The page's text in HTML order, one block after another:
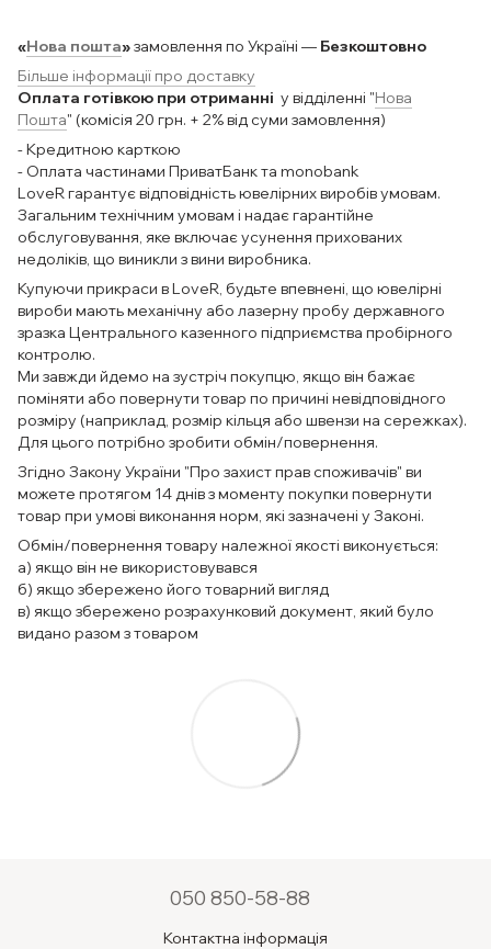
«Нова пошта»замовлення по Україні — Безкоштовно
Більше інформації про доставку
Оплата готівкою при отриманні у відділенні "Нова
Пошта" (комісія 20 грн. + 2% від суми замовлення)
- Кредитною карткою
- Оплата частинами ПриватБанк та monobank
LoveR гарантує відповідність ювелірних виробів умовам.
Загальним технічним умовам і надає гарантійне
обслуговування, яке включає усунення прихованих
недоліків, що виникли з вини виробника.
Купуючи прикраси в LoveR, будьте впевнені, що ювелірні
вироби мають механічну або лазерну пробу державного
зразка Центрального казенного підприємства пробірного
контролю.
Ми завжди йдемо на зустріч покупцю, якщо він бажає
поміняти або повернути товар по причині невідповідного
розміру (наприклад, розмір кільця або швензи на сережках).
Для цього потрібно зробити обмін/повернення.
Згідно Закону України "Про захист прав споживачів" ви
можете протягом 14 днів з моменту покупки повернути
товар при умові виконання норм, які зазначені у Законі.
Обмін/повернення товару належної якості виконується:
а) якщо він не використовувався
б) якщо збережено його товарний вигляд
в) якщо збережено розрахунковий документ, який було
видано разом з товаром
050 850-58-88
Контактна інформація